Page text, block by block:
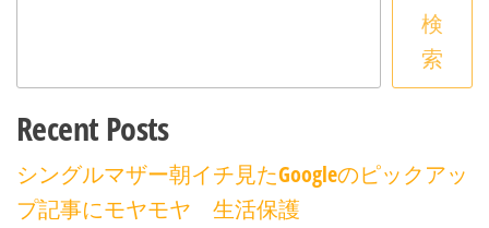
検
索
Recent Posts
シングルマザー朝イチ見たGoogleのピックアッ
プ記事にモヤモヤ 生活保護